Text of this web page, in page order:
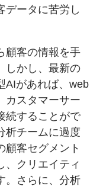
データに苦労し
顧客の情報を手
しかし、最新の
AIがあれば、web
カスタマーサー
続することがで
析チームに過度
顧客セグメント
、クリエイティ
。さらに、分析